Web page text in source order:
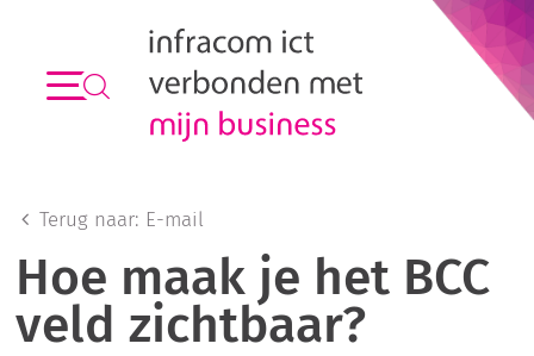
Terug naar: E-mail
Hoe maak je het BCC
veld zichtbaar?